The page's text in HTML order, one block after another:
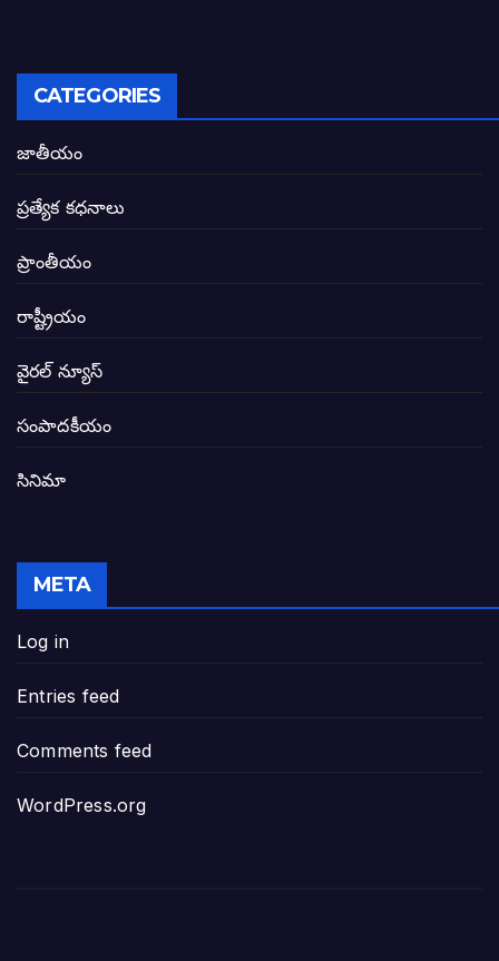
CATEGORIES
జాతీయం
ప్రత్యేక కధనాలు
ప్రాంతీయం
రాష్ట్రీయం
వైరల్ న్యూస్
సంపాదకీయం
సినిమా
META
Log in
Entries feed
Comments feed
WordPress.org